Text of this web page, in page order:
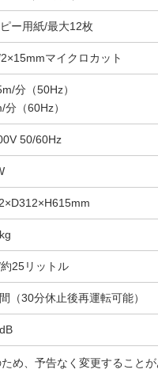
ー用紙/最大12枚
マイクロカット
分（50Hz）
分（60Hz）
50/60Hz
約25リットル
（30分休止後再運転可能）
め、予告なく変更することが